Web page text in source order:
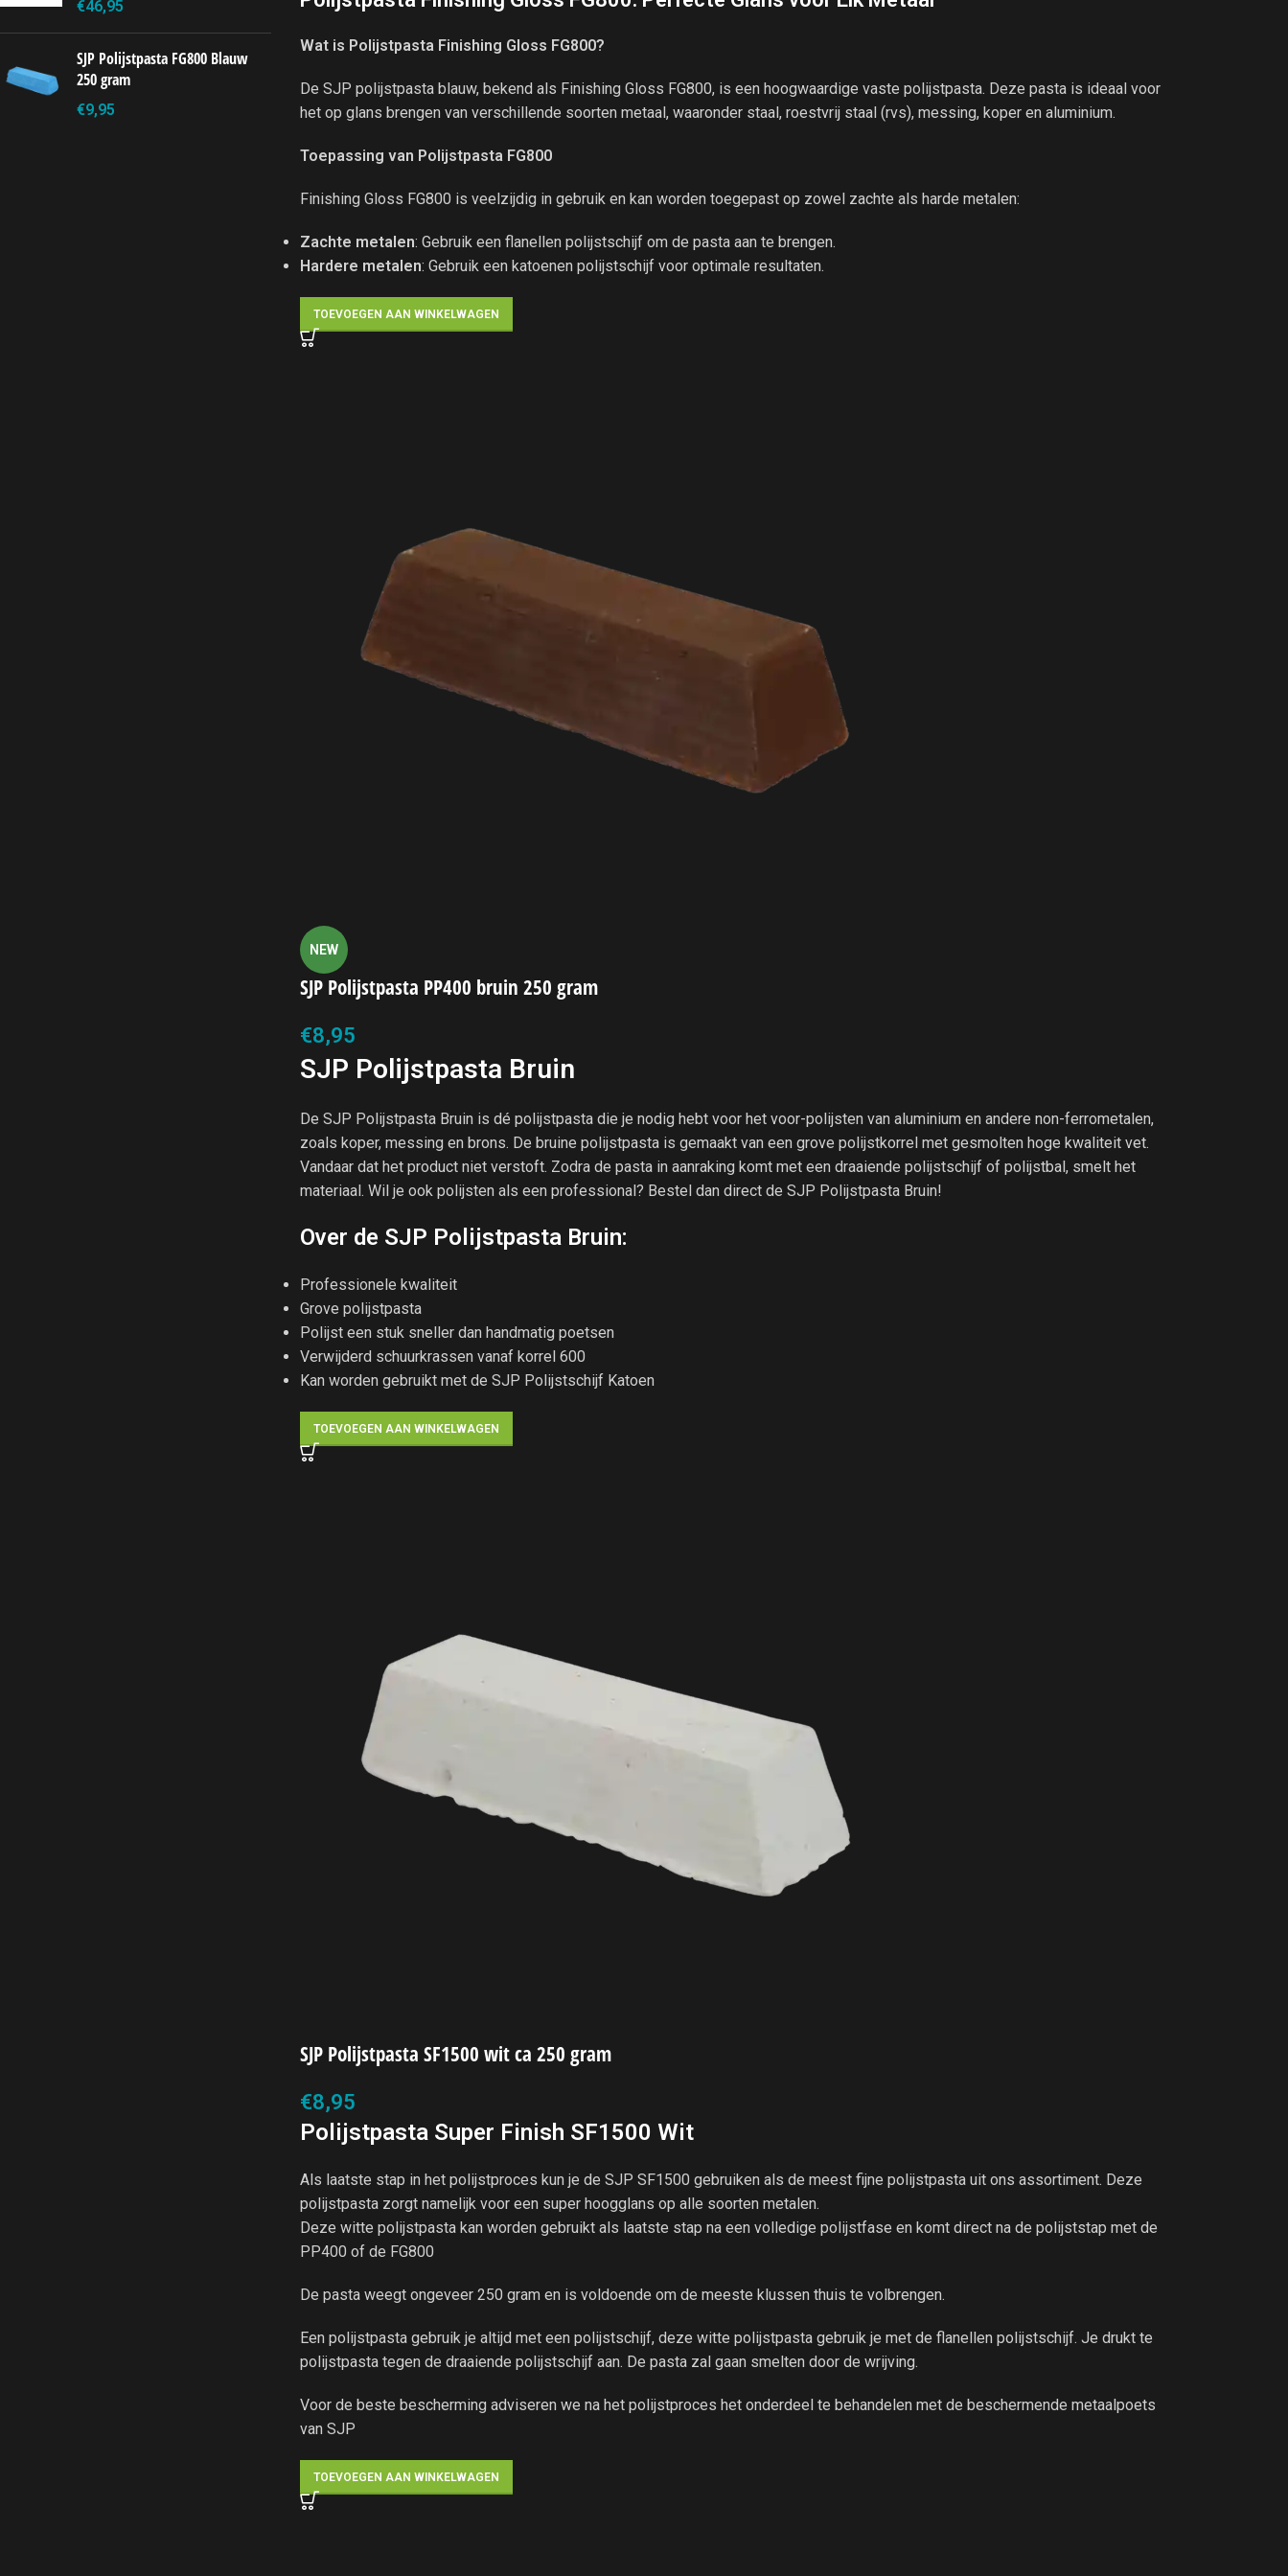
€46,95
SJP Polijstpasta FG800 Blauw
250 gram
€9,95
Wat is Polijstpasta Finishing Gloss FG800?
De SJP polijstpasta blauw, bekend als Finishing Gloss FG800, is een hoogwaardige vaste polijstpasta. Deze pasta is ideaal voor
het op glans brengen van verschillende soorten metaal, waaronder staal, roestvrij staal (rvs), messing, koper en aluminium.
Toepassing van Polijstpasta FG800
Finishing Gloss FG800 is veelzijdig in gebruik en kan worden toegepast op zowel zachte als harde metalen:
Zachte metalen: Gebruik een flanellen polijstschijf om de pasta aan te brengen.
Hardere metalen: Gebruik een katoenen polijstschijf voor optimale resultaten.
TOEVOEGEN AAN WINKELWAGEN
NEW
SJP Polijstpasta PP400 bruin 250 gram
€8,95
SJP Polijstpasta Bruin
De SJP Polijstpasta Bruin is dé polijstpasta die je nodig hebt voor het voor-polijsten van aluminium en andere non-ferrometalen,
zoals koper, messing en brons. De bruine polijstpasta is gemaakt van een grove polijstkorrel met gesmolten hoge kwaliteit vet.
Vandaar dat het product niet verstoft. Zodra de pasta in aanraking komt met een draaiende polijstschijf of polijstbal, smelt het
materiaal. Wil je ook polijsten als een professional? Bestel dan direct de SJP Polijstpasta Bruin!
Over de SJP Polijstpasta Bruin:
Professionele kwaliteit
Grove polijstpasta
Polijst een stuk sneller dan handmatig poetsen
Verwijderd schuurkrassen vanaf korrel 600
Kan worden gebruikt met de SJP Polijstschijf Katoen
TOEVOEGEN AAN WINKELWAGEN
SJP Polijstpasta SF1500 wit ca 250 gram
€8,95
Polijstpasta Super Finish SF1500 Wit
Als laatste stap in het polijstproces kun je de SJP SF1500 gebruiken als de meest fijne polijstpasta uit ons assortiment. Deze
polijstpasta zorgt namelijk voor een super hoogglans op alle soorten metalen.
Deze witte polijstpasta kan worden gebruikt als laatste stap na een volledige polijstfase en komt direct na de polijststap met de
PP400 of de FG800
De pasta weegt ongeveer 250 gram en is voldoende om de meeste klussen thuis te volbrengen.
Een polijstpasta gebruik je altijd met een polijstschijf, deze witte polijstpasta gebruik je met de flanellen polijstschijf. Je drukt te
polijstpasta tegen de draaiende polijstschijf aan. De pasta zal gaan smelten door de wrijving.
Voor de beste bescherming adviseren we na het polijstproces het onderdeel te behandelen met de beschermende metaalpoets
van SJP
TOEVOEGEN AAN WINKELWAGEN